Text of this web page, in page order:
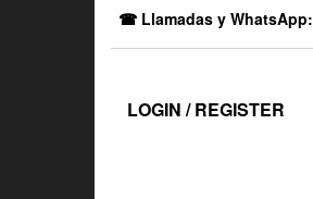
☎ Llamadas y WhatsApp:
LOGIN / REGISTER